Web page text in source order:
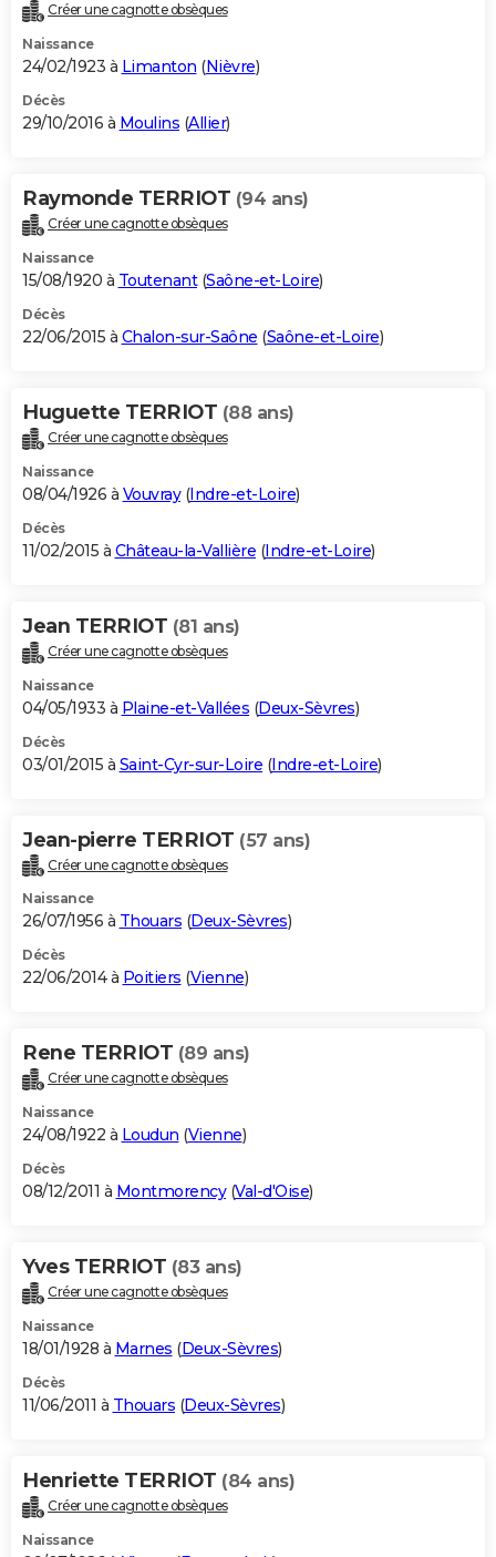
Créer une cagnotte obsèques
Naissance
24/02/1923 à Limanton (Nièvre)
Décès
29/10/2016 à Moulins (Allier)
Raymonde TERRIOT (94 ans)
Créer une cagnotte obsèques
Naissance
15/08/1920 à Toutenant(Saône-et-Loire)
Décès
22/06/2015 à Chalon-sur-Saône (Saône-et-Loire)
Huguette TERRIOT (88 ans)
Créer une cagnotte obsèques
Naissance
08/04/1926 à Vouvray(Indre-et-Loire)
Décès
11/02/2015 à Château-la-Vallière (Indre-et-Loire)
Jean TERRIOT (81 ans)
Créer une cagnotte obsèques
Naissance
04/05/1933 à Plaine-et-Vallées (Deux-Sèvres)
Décès
03/01/2015 à Saint-Cyr-sur-Loire (Indre-et-Loire)
Jean-pierre TERRIOT (57 ans)
Créer une cagnotte obsèques
Naissance
26/07/1956 à Thouars (Deux-Sèvres)
Décès
22/06/2014 à Poitiers (Vienne)
Rene TERRIOT (89 ans)
Créer une cagnotte obsèques
Naissance
24/08/1922 à Loudun (Vienne)
Décès
08/12/2011 à Montmorency(Val-d'Oise)
Yves TERRIOT (83 ans)
Créer une cagnotte obsèques
Naissance
18/01/1928 à Marnes (Deux-Sèvres)
Décès
11/06/2011 à Thouars (Deux-Sèvres)
Henriette TERRIOT (84 ans)
Créer une cagnotte obsèques
Naissance